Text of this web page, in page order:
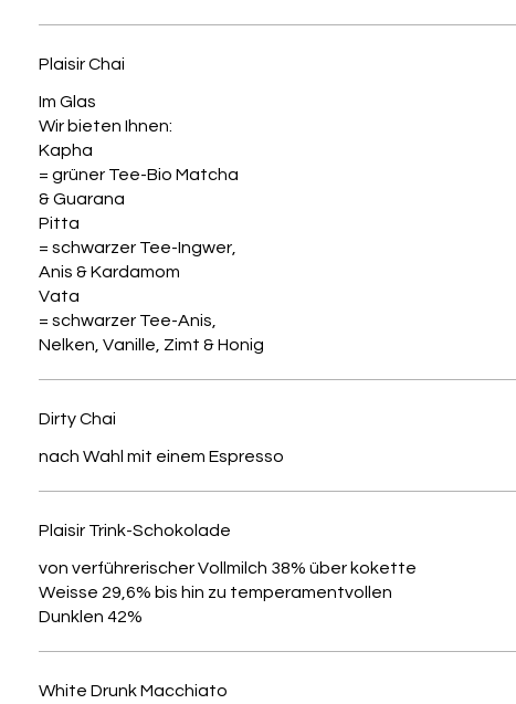
Plaisir Chai
Im Glas
Wir bieten Ihnen:
Kapha
= grüner Tee-Bio Matcha
& Guarana
Pitta
= schwarzer Tee-Ingwer,
Anis & Kardamom
Vata
= schwarzer Tee-Anis,
Nelken, Vanille, Zimt & Honig
Dirty Chai
nach Wahl mit einem Espresso
Plaisir Trink-Schokolade
von verführerischer Vollmilch 38% über kokette
Weisse 29,6% bis hin zu temperamentvollen
Dunklen 42%
White Drunk Macchiato